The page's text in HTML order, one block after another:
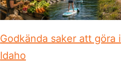
Godkända saker att göra i
Idaho